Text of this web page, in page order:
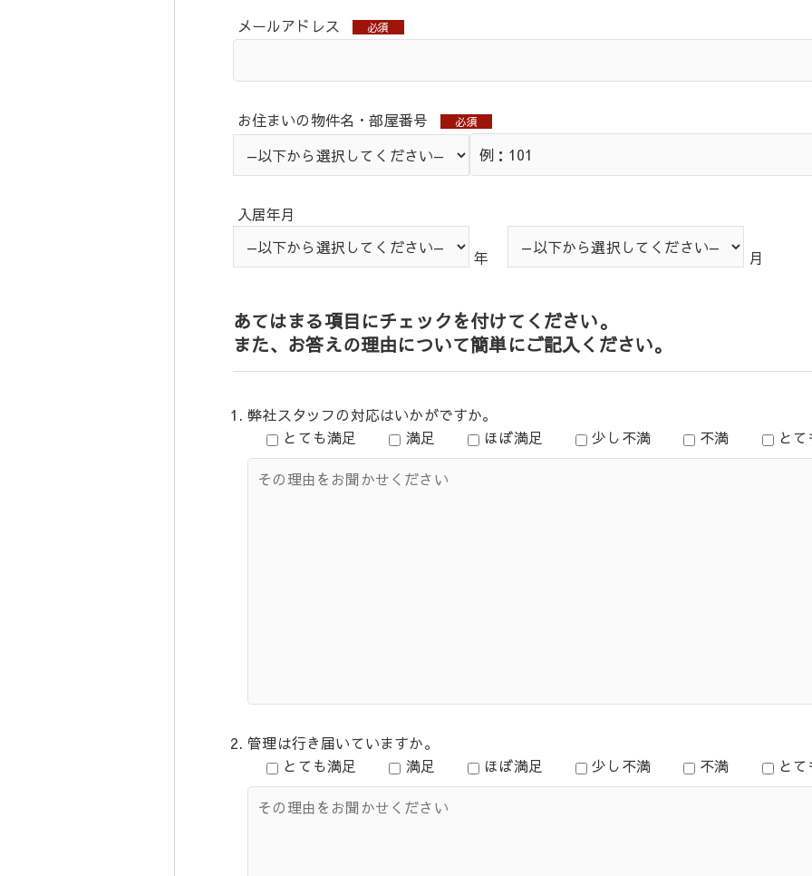
メールアドレス 必須
お住まいの物件名・部屋番号 必須
入居年月
年 月
あてはまる項目にチェックを付けてください。
また、お答えの理由について簡単にご記入ください。
弊社スタッフの対応はいかがですか。
とても満足
満足 ほぼ満足 少し不満 不満 と
管理は行き届いていますか。
とても満足
満足 ほぼ満足 少し不満 不満 と